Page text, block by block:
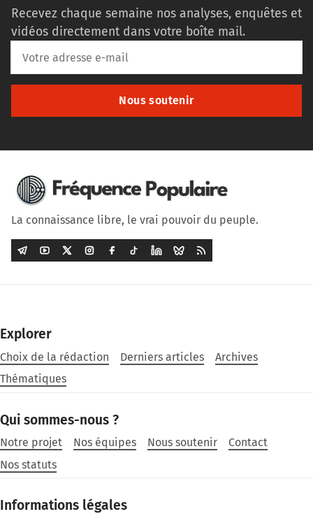
Recevez chaque semaine nos analyses, enquêtes et
vidéos directement dans votre boîte mail.
Nous soutenir
La connaissance libre, le vrai pouvoir du peuple.
Explorer
Choix de la rédaction Derniers articles
Archives
Thématiques
Qui sommes-nous ?
Notre projet Nos équipes Nous soutenir
Contact
Nos statuts
Informations légales